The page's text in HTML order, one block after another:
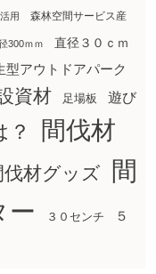
用 森林空間サービス産
300ｍｍ 直径３０ｃｍ
型アウトドアパーク
資材 足場板 遊び
？
間伐材
伐材グッズ
間
ー
３０センチ
５